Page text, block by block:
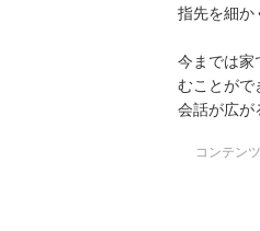
指先を細か
今までは家
むことがで
会話が広が
コンテン